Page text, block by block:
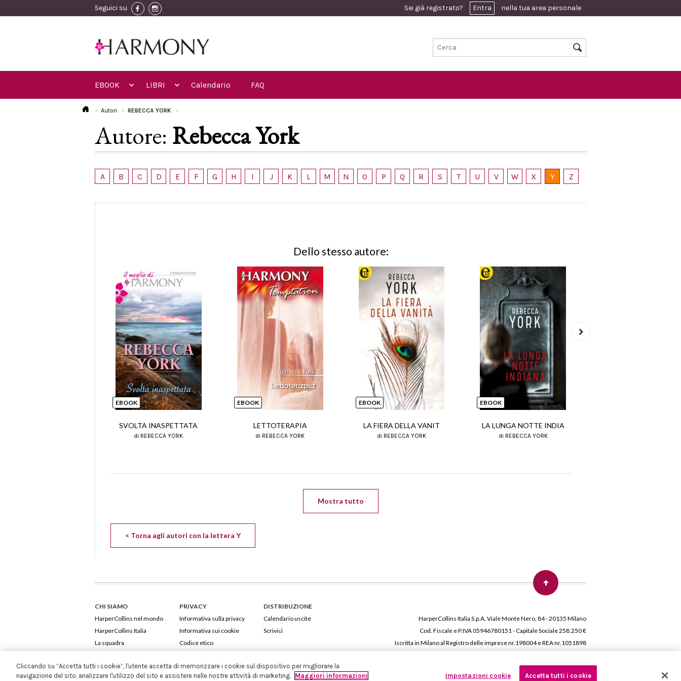
Seguici su Sei già registrato? Entra nella tua area personale
EBOOK LIBRI Calendario FAQ
Autori REBECCA YORK
Autore: Rebecca York
A B C D E F G H I J K L M N O P Q R S T U V W X Y Z
Dello stesso autore:
EBOOK
SVOLTA INASPETTATA
di REBECCA YORK
EBOOK
LETTOTERAPIA
di REBECCA YORK
EBOOK
LA FIERA DELLA VANIT
di REBECCA YORK
EBOOK
LA LUNGA NOTTE INDIA
di REBECCA YORK
Mostra tutto
< Torna agli autori con la lettera Y
CHI SIAMO
HarperCollins nel mondo
HarperCollins Italia
La squadra
PRIVACY
Informativa sulla privacy
Informativa sui cookie
Codice etico
DISTRIBUZIONE
Calendario uscite
Scrivici
HarperCollins Italia S.p.A. Viale Monte Nero, 84 - 20135 Milano
Cod. Fiscale e P.IVA 05946780151 - Capitale Sociale 258.250 €
Iscritta in Milano al Registro delle imprese nr.198004 e REA nr.1051898
Cliccando su “Accetta tutti i cookie”, l'utente accetta di memorizzare i cookie sul dispositivo per migliorare la
navigazione del sito, analizzare l'utilizzo del sito e assistere nelle nostre attività di marketing. Maggiori informazioni Impostazioni cookie Accetta tutti i cookie